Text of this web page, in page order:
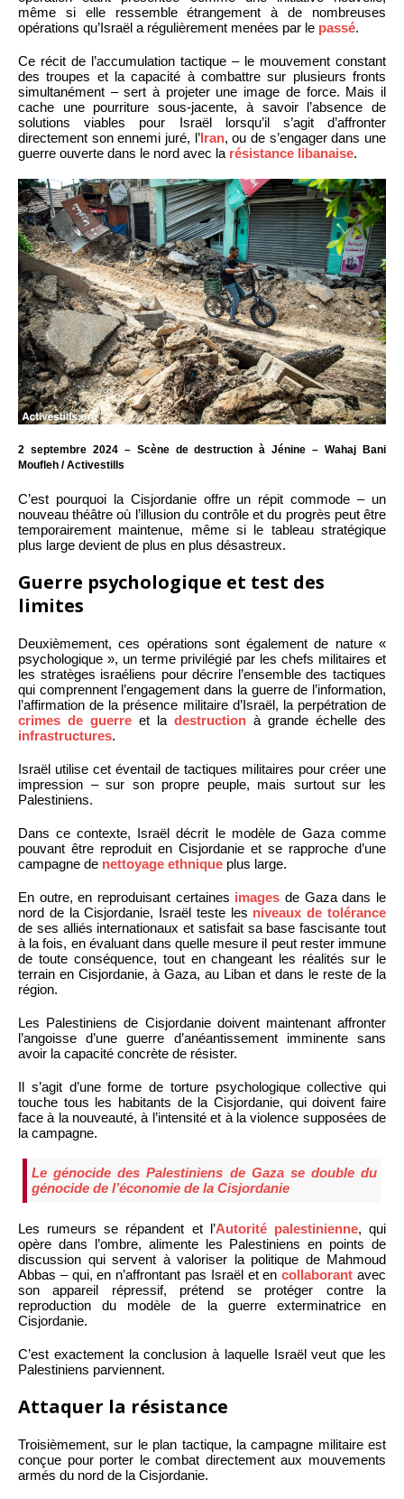
même si elle ressemble étrangement à de nombreuses
opérations qu’Israël a régulièrement menées par le passé.
Ce récit de l’accumulation tactique – le mouvement constant
des troupes et la capacité à combattre sur plusieurs fronts
simultanément – sert à projeter une image de force. Mais il
cache une pourriture sous-jacente, à savoir l’absence de
solutions viables pour Israël lorsqu’il s’agit d’affronter
directement son ennemi juré, l’Iran, ou de s’engager dans une
guerre ouverte dans le nord avec la résistance libanaise.
2 septembre 2024 – Scène de destruction à Jénine – Wahaj Bani
Moufleh / Activestills
C’est pourquoi la Cisjordanie offre un répit commode – un
nouveau théâtre où l’illusion du contrôle et du progrès peut être
temporairement maintenue, même si le tableau stratégique
plus large devient de plus en plus désastreux.
Guerre psychologique et test des
limites
Deuxièmement, ces opérations sont également de nature «
psychologique », un terme privilégié par les chefs militaires et
les stratèges israéliens pour décrire l’ensemble des tactiques
qui comprennent l’engagement dans la guerre de l’information,
l’affirmation de la présence militaire d’Israël, la perpétration de
crimes de guerre et la destruction à grande échelle des
infrastructures.
Israël utilise cet éventail de tactiques militaires pour créer une
impression – sur son propre peuple, mais surtout sur les
Palestiniens.
Dans ce contexte, Israël décrit le modèle de Gaza comme
pouvant être reproduit en Cisjordanie et se rapproche d’une
campagne de nettoyage ethnique plus large.
En outre, en reproduisant certaines images de Gaza dans le
nord de la Cisjordanie, Israël teste les niveaux de tolérance
de ses alliés internationaux et satisfait sa base fascisante tout
à la fois, en évaluant dans quelle mesure il peut rester immune
de toute conséquence, tout en changeant les réalités sur le
terrain en Cisjordanie, à Gaza, au Liban et dans le reste de la
région.
Les Palestiniens de Cisjordanie doivent maintenant affronter
l’angoisse d’une guerre d’anéantissement imminente sans
avoir la capacité concrète de résister.
Il s’agit d’une forme de torture psychologique collective qui
touche tous les habitants de la Cisjordanie, qui doivent faire
face à la nouveauté, à l’intensité et à la violence supposées de
la campagne.
Le génocide des Palestiniens de Gaza se double du
génocide de l’économie de la Cisjordanie
Les rumeurs se répandent et l’Autorité palestinienne, qui
opère dans l’ombre, alimente les Palestiniens en points de
discussion qui servent à valoriser la politique de Mahmoud
Abbas – qui, en n’affrontant pas Israël et encollaborant avec
son appareil répressif, prétend se protéger contre la
reproduction du modèle de la guerre exterminatrice en
Cisjordanie.
C’est exactement la conclusion à laquelle Israël veut que les
Palestiniens parviennent.
Attaquer la résistance
Troisièmement, sur le plan tactique, la campagne militaire est
conçue pour porter le combat directement aux mouvements
armés du nord de la Cisjordanie.